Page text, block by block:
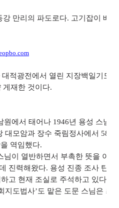
만리의 파도로다. 고기잡이 배
적광전에서 열린 지장백일기도
게재한 것이다.
원에서 태어나 1946년 용성 스님
대모암과 장수 죽림정사에서 58
역임했다.
님이 열반하면서 부촉한 뜻을 이
진력해왔다. 용성 진종 조사 탄
고 현재 조실로 주석하고 있다.
지도법사’도 맡은 도문 스님은 최